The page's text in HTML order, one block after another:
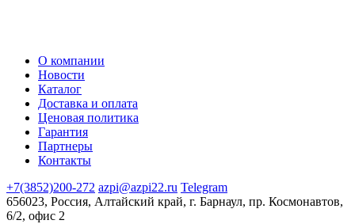
О компании
Новости
Каталог
Доставка и оплата
Ценовая политика
Гарантия
Партнеры
Контакты
+7(3852)200-272 azpi@azpi22.ru Telegram
656023, Россия, Алтайский край, г. Барнаул, пр. Космонавтов,
6/2, офис 2